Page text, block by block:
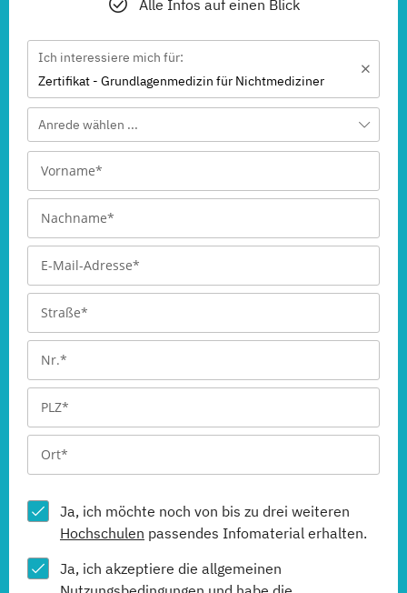
Alle Infos auf einen Blick
Ich interessiere mich für:
Zertifikat - Grundlagenmedizin für Nichtmediziner
Anrede wählen ...
Ja, ich möchte noch von bis zu drei weiteren
Hochschulen passendes Infomaterial erhalten.
Ja, ich akzeptiere die allgemeinen